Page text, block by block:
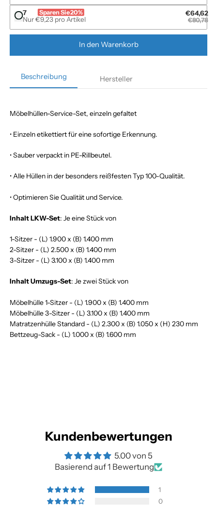
7 Sparen Sie 20%
Nur €9,23 pro Artikel
€64,62
€80,78
In den Warenkorb
Beschreibung Hersteller
Möbelhüllen-Service-Set, einzeln gefaltet
• Einzeln etikettiert für eine sofortige Erkennung.
• Sauber verpackt in PE-Rillbeutel.
• Alle Hüllen in der besonders reißfesten Typ 100-Qualität.
• Optimieren Sie Qualität und Service.
Inhalt LKW-Set: Je eine Stück von
1-Sitzer - (L) 1.900 x (B) 1.400 mm
2-Sitzer - (L) 2.500 x (B) 1.400 mm
3-Sitzer - (L) 3.100 x (B) 1.400 mm
Inhalt Umzugs-Set: Je zwei Stück von
Möbelhülle 1-Sitzer - (L) 1.900 x (B) 1.400 mm
Möbelhülle 3-Sitzer - (L) 3.100 x (B) 1.400 mm
Matratzenhülle Standard - (L) 2.300 x (B) 1.050 x (H) 230 mm
Bettzeug-Sack - (L) 1.000 x (B) 1.600 mm
Kundenbewertungen
5.00 von 5
Basierend auf 1 Bewertung
1
0